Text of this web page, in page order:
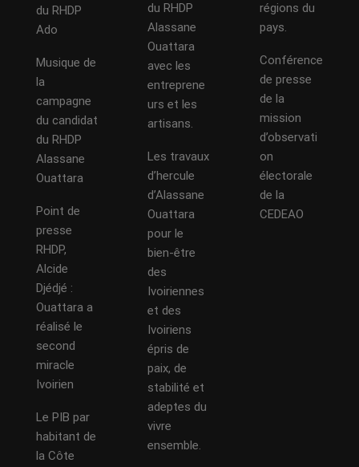
du RHDP
Ado
Musique de
la
campagne
du candidat
du RHDP
Alassane
Ouattara
Point de
presse
RHDP,
Alcide
Djédjé :
Ouattara a
réalisé le
second
miracle
Ivoirien
Le PIB par
habitant de
la Côte
du RHDP
Alassane
Ouattara
avec les
entreprene
urs et les
artisans.
Les travaux
d’hercule
d’Alassane
Ouattara
pour le
bien-être
des
Ivoiriennes
et des
Ivoiriens
épris de
paix, de
stabilité et
adeptes du
vivre
ensemble.
régions du
pays.
Conférence
de presse
de la
mission
d’observati
on
électorale
de la
CEDEAO